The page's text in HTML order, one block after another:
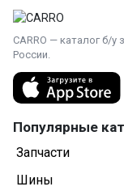
CARRO — каталог б/
России.
Популярные
Запчасти
Шины